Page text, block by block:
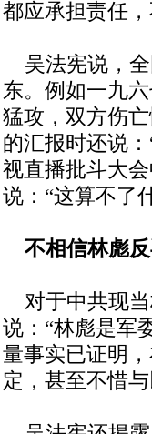
都应承担责任
吴法宪说，全
东。例如一九
猛攻，双方伤
的汇报时还说
视直播批斗大
说：“这算不了
不相信林彪
对于中共现当
说：“林彪是军
量事实已证明
定，甚至不惜